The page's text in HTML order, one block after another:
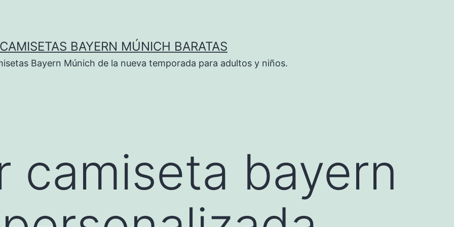
CAMISETAS BAYERN MÚNICH BARATAS
Bayern Múnich de la nueva temporada para adultos y niños.
camiseta bayern